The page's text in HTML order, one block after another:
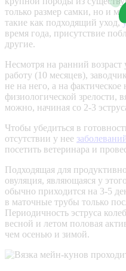
только размер самки, но и
такие как подходящий уход,
время года, присутствие
другие.
Несмотря на ранний
работу (10 месяцев),
не на него, а на
физиологической зрелости,
можно, начиная со 2-3
Чтобы убедиться в
отсутствии у нее
посетить ветеринара и
Подходящая для
овуляция, являющаяся у
обычно приходится на 3-5
в маточные трубы только
Периодичность эструса
весной и летом половая
чем осенью и зимой.